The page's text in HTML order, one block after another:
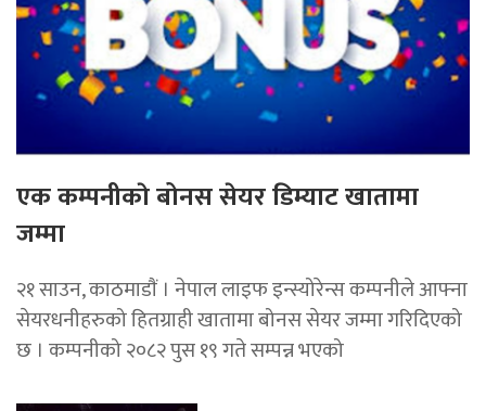
एक कम्पनीकाे बोनस सेयर डिम्याट खातामा
जम्मा
२१ साउन, काठमाडाैं । नेपाल लाइफ इन्स्योरेन्स कम्पनीले आफ्ना
सेयरधनीहरुको हितग्राही खातामा बोनस सेयर जम्मा गरिदिएको
छ । कम्पनीको २०८२ पुस १९ गते सम्पन्न भएको